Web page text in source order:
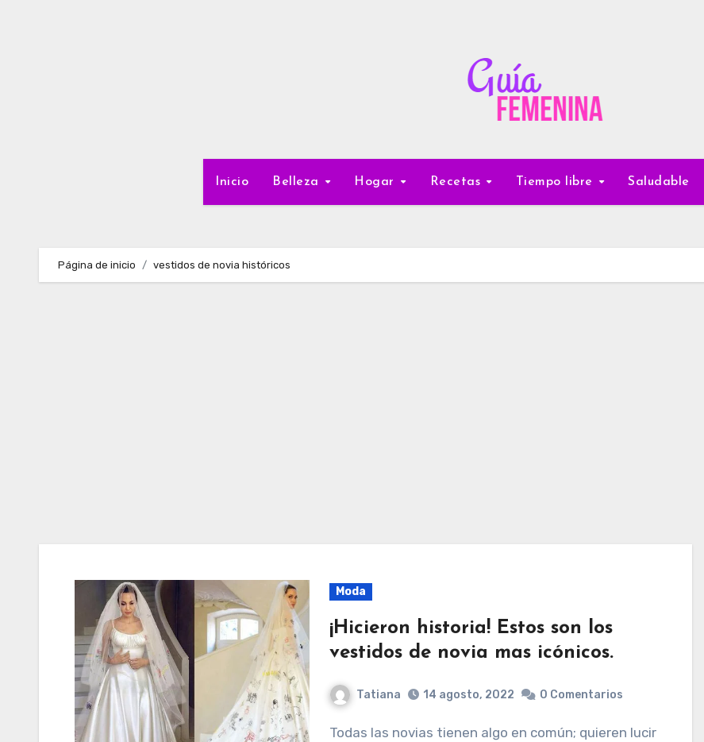
Inicio Belleza Hogar Recetas Tiempo libre Saludable
Página de inicio vestidos de novia históricos
Moda
¡Hicieron historia! Estos son los
vestidos de novia mas icónicos.
Tatiana 14 agosto, 2022 0 Comentarios
Todas las novias tienen algo en común; quieren lucir